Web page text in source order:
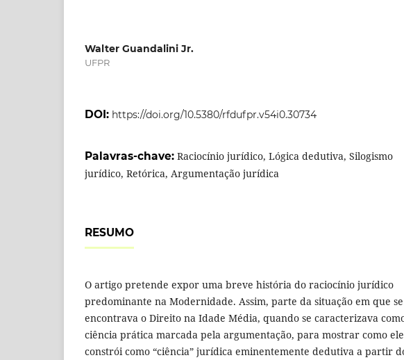
Walter Guandalini Jr.
UFPR
DOI: https://doi.org/10.5380/rfdufpr.v54i0.30734
Palavras-chave: Raciocínio jurídico, Lógica dedutiva, Silogismo
jurídico, Retórica, Argumentação jurídica
RESUMO
O artigo pretende expor uma breve história do raciocínio jurídico
predominante na Modernidade. Assim, parte da situação em que se
encontrava o Direito na Idade Média, quando se caracterizava
ciência prática marcada pela argumentação, para mostrar como ele
constrói como “ciência” jurídica eminentemente dedutiva a partir